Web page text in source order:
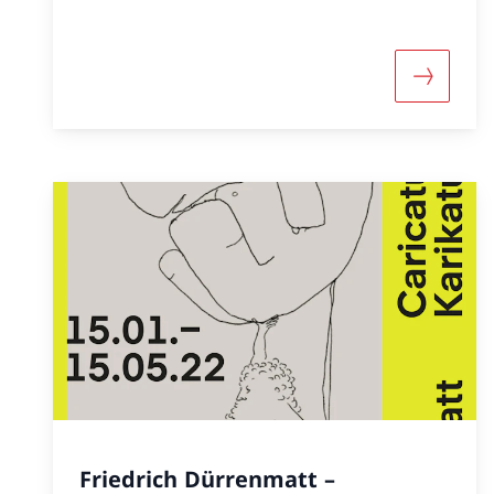
Kunstschaffenden in Beziehung bringt.
Mehr
Friedrich Dürrenmatt –